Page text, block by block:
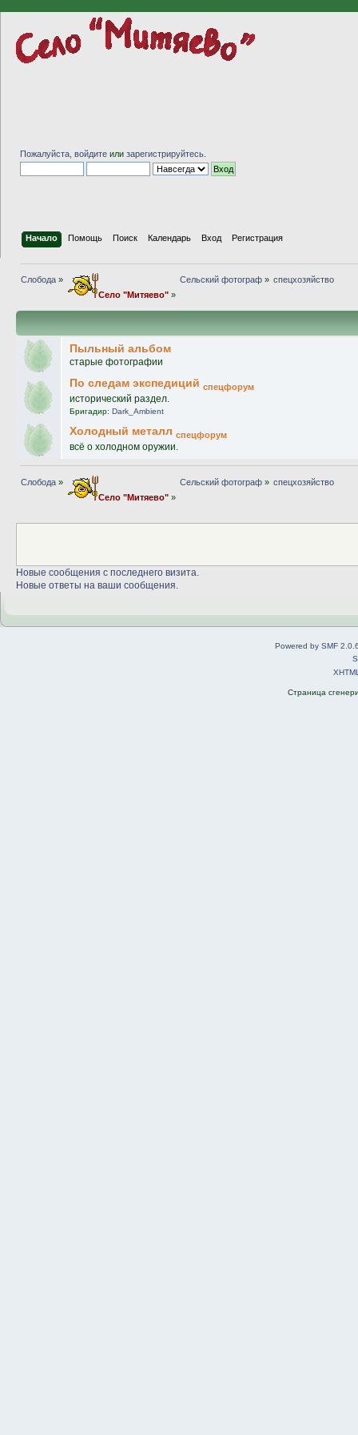
Пожалуйста, войдите или зарегистрируйтесь
Начало Помощь Поиск Календарь Вход Регистрация
Слобода »
Село "Митяево"»
Сельский фотограф» спецхозяйство
Пыльный альбом
старые фотографии
По следам экспедиций спецфорум
исторический раздел.
Бригадир: Dark_Ambient
Холодный металл спецфорум
всё о холодном оружии.
Слобода »
Село "Митяево"»
Сельский фотограф» спецхозяйство
Новые сообщения с последнего визита.
Новые ответы на ваши сообщения.
Powered by SMF
Страница